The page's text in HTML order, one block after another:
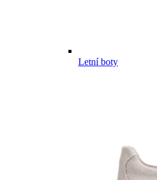
Letní boty